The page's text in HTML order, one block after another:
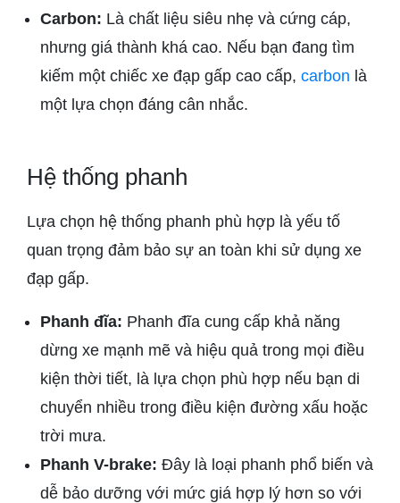
Carbon: Là chất liệu siêu nhẹ và cứng cáp,
nhưng giá thành khá cao. Nếu bạn đang tìm
kiếm một chiếc xe đạp gấp cao cấp, carbon là
một lựa chọn đáng cân nhắc.
Hệ thống phanh
Lựa chọn hệ thống phanh phù hợp là yếu tố
quan trọng đảm bảo sự an toàn khi sử dụng xe
đạp gấp.
Phanh đĩa: Phanh đĩa cung cấp khả năng
dừng xe mạnh mẽ và hiệu quả trong mọi điều
kiện thời tiết, là lựa chọn phù hợp nếu bạn di
chuyển nhiều trong điều kiện đường xấu hoặc
trời mưa.
Phanh V-brake: Đây là loại phanh phổ biến và
dễ bảo dưỡng với mức giá hợp lý hơn so với